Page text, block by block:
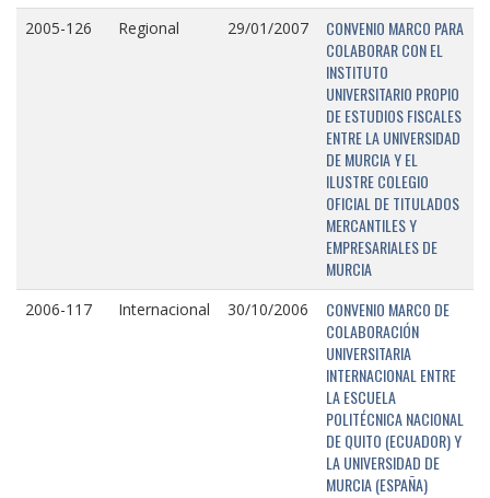
2005-126 Regional 29/01/2007
CONVENIO MARCO PARA
COLABORAR CON EL
INSTITUTO
UNIVERSITARIO PROPIO
DE ESTUDIOS FISCALES
ENTRE LA UNIVERSIDAD
DE MURCIA Y EL
ILUSTRE COLEGIO
OFICIAL DE TITULADOS
MERCANTILES Y
EMPRESARIALES DE
MURCIA
2006-117 Internacional 30/10/2006
CONVENIO MARCO DE
COLABORACIÓN
UNIVERSITARIA
INTERNACIONAL ENTRE
LA ESCUELA
POLITÉCNICA NACIONAL
DE QUITO (ECUADOR) Y
LA UNIVERSIDAD DE
MURCIA (ESPAÑA)